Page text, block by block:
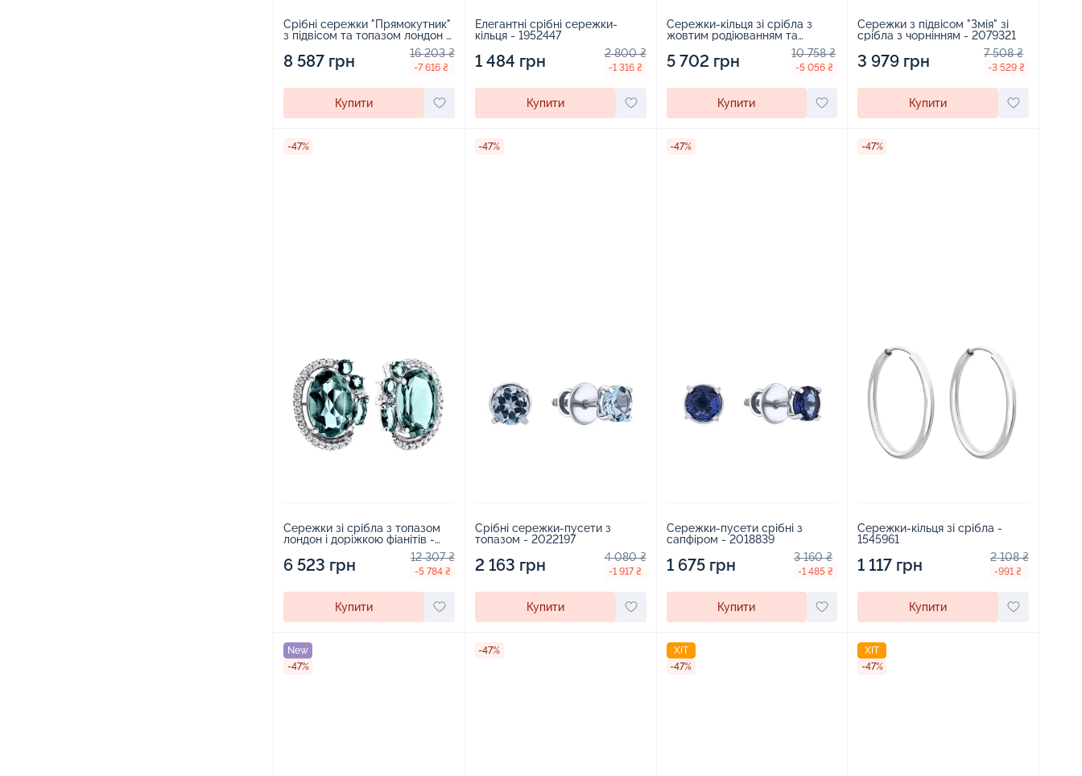
Срібні сережки "Прямокутник"
з підвісом та топазом лондон -
8 587 грн 16 203 ₴
-7 616 ₴
Купити
Елегантні срібні сережки-
кільця - 1952447
1 484 грн 2 800 ₴
-1 316 ₴
Купити
Сережки-кільця зі срібла з
жовтим родіюванням та
5 702 грн 10 758 ₴
-5 056 ₴
Купити
Сережки з підвісом "Змія" зі
срібла з чорнінням - 2079321
3 979 грн 7 508 ₴
-3 529 ₴
Купити
-47%
Сережки зі срібла з топазом
лондон і доріжкою фіанітів -
6 523 грн 12 307 ₴
-5 784 ₴
Купити
-47%
Срібні сережки-пусети з
топазом - 2022197
2 163 грн 4 080 ₴
-1 917 ₴
Купити
-47%
Сережки-пусети срібні з
сапфіром - 2018839
1 675 грн 3 160 ₴
-1 485 ₴
Купити
-47%
Сережки-кільця зі срібла -
1545961
1 117 грн 2 108 ₴
-991 ₴
Купити
New
-47%
-47%
ХІТ
-47%
ХІТ
-47%